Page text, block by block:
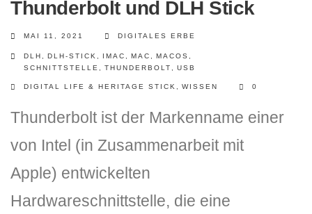
Geräteanalyse und Datensicherung
Internetsuche
Wie regeln Sie ihren digitalen Nachlass
Digitaler Nachlass
Thunderbolt und DLH Stick
MAI 11, 2021 DIGITALES ERBE
DLH DLH-STICK IMAC MAC MACOS
SCHNITTSTELLE
THUNDERBOLT USB
DIGITAL LIFE & HERITAGE STICK WISSEN 0
Thunderbolt ist der Markenname einer
von Intel (in Zusammenarbeit mit
Apple) entwickelten
Hardwareschnittstelle, die eine